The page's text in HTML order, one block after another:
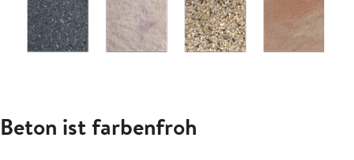
Beton ist farbenfroh